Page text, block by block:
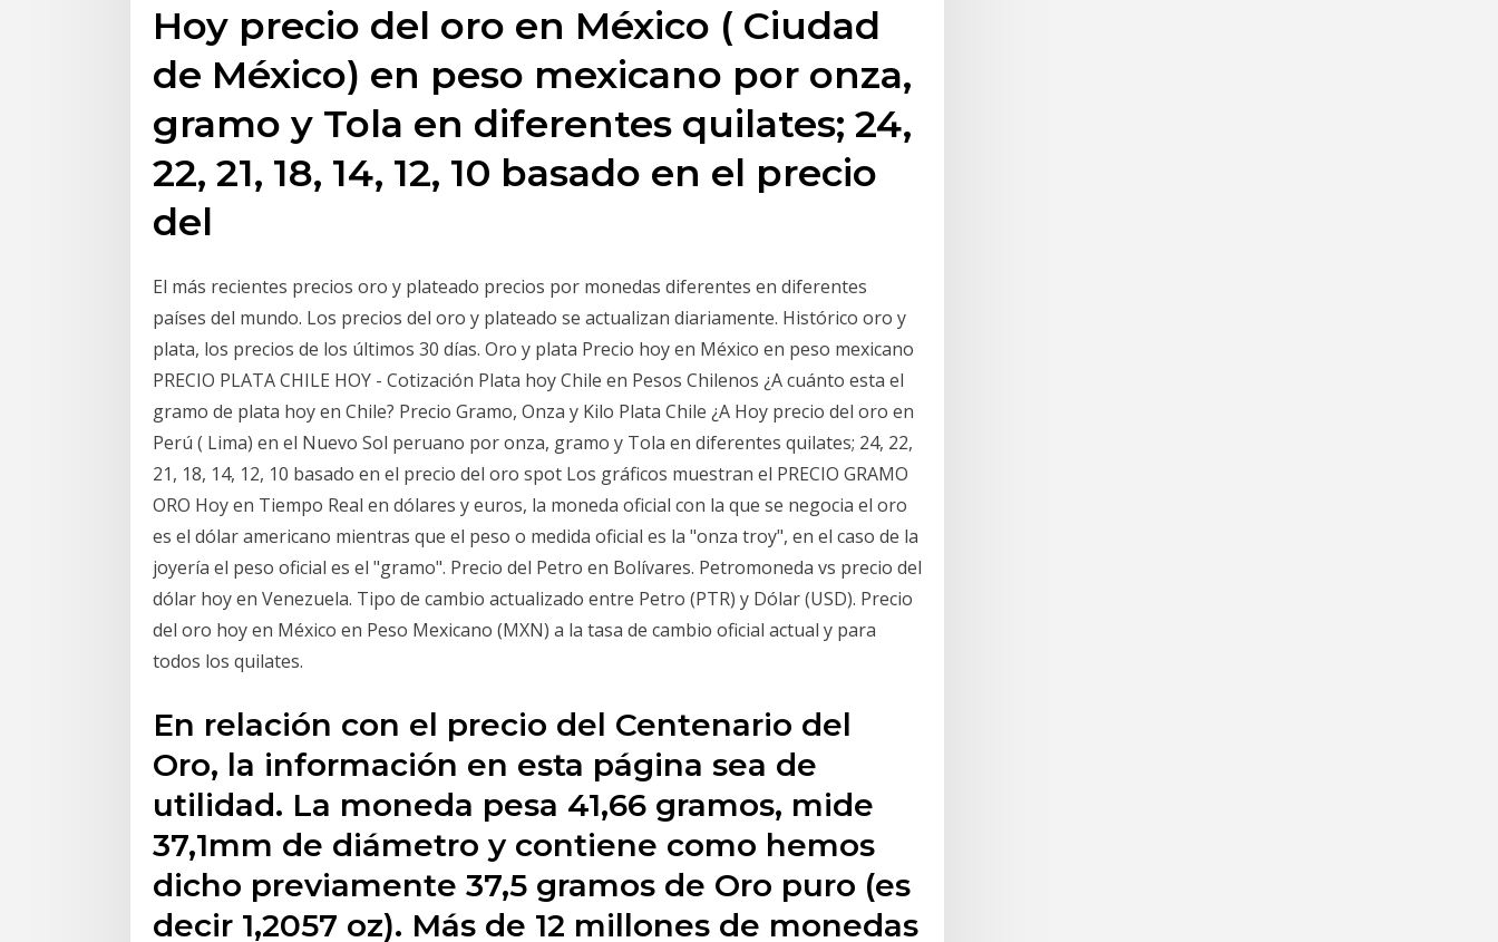
Hoy precio del oro en México ( Ciudad
de México) en peso mexicano por onza,
gramo y Tola en diferentes quilates; 24,
22, 21, 18, 14, 12, 10 basado en el precio
del
El más recientes precios oro y plateado precios por monedas diferentes en diferentes
países del mundo. Los precios del oro y plateado se actualizan diariamente. Histórico oro y
plata, los precios de los últimos 30 días. Oro y plata Precio hoy en México en peso mexicano
PRECIO PLATA CHILE HOY - Cotización Plata hoy Chile en Pesos Chilenos ¿A cuánto esta el
gramo de plata hoy en Chile? Precio Gramo, Onza y Kilo Plata Chile ¿A Hoy precio del oro en
Perú ( Lima) en el Nuevo Sol peruano por onza, gramo y Tola en diferentes quilates; 24, 22,
21, 18, 14, 12, 10 basado en el precio del oro spot Los gráficos muestran el PRECIO GRAMO
ORO Hoy en Tiempo Real en dólares y euros, la moneda oficial con la que se negocia el oro
es el dólar americano mientras que el peso o medida oficial es la "onza troy", en el caso de la
joyería el peso oficial es el "gramo". Precio del Petro en Bolívares. Petromoneda vs precio del
dólar hoy en Venezuela. Tipo de cambio actualizado entre Petro (PTR) y Dólar (USD). Precio
del oro hoy en México en Peso Mexicano (MXN) a la tasa de cambio oficial actual y para
todos los quilates.
En relación con el precio del Centenario del
Oro, la información en esta página sea de
utilidad. La moneda pesa 41,66 gramos, mide
37,1mm de diámetro y contiene como hemos
dicho previamente 37,5 gramos de Oro puro (es
decir 1,2057 oz). Más de 12 millones de monedas